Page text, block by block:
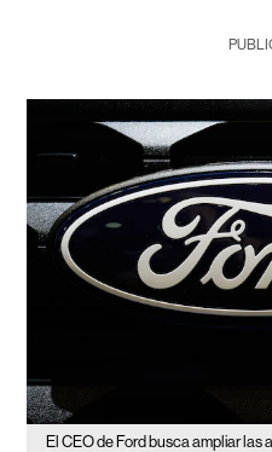
El CEO de Ford busca ampliar